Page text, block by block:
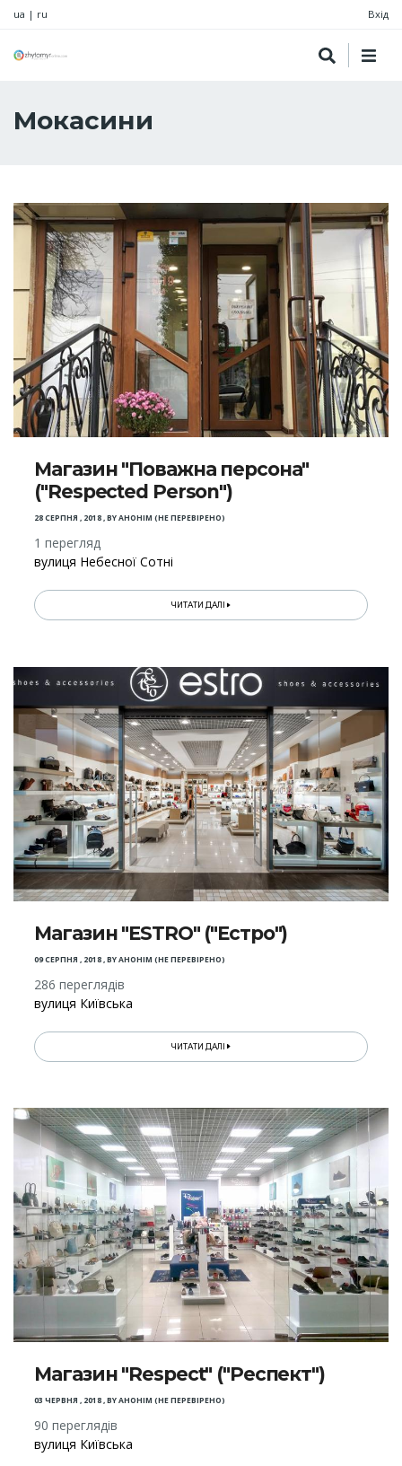
ua | ru Вхід
Мокасини
Магазин "Поважна персона"
("Respected Person")
28 СЕРПНЯ , 2018,BYАНОНІМ (НЕ ПЕРЕВІРЕНО)
1 перегляд
вулиця Небесної Сотні
ЧИТАТИ ДАЛІ
Магазин "ESTRO" ("Естро")
09 СЕРПНЯ , 2018,BYАНОНІМ (НЕ ПЕРЕВІРЕНО)
286 переглядів
вулиця Київська
ЧИТАТИ ДАЛІ
Магазин "Respect" ("Респект")
03 ЧЕРВНЯ , 2018,BYАНОНІМ (НЕ ПЕРЕВІРЕНО)
90 переглядів
вулиця Київська